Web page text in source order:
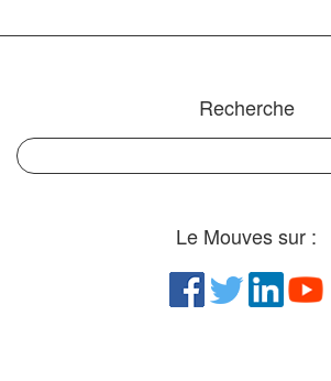
Recherche
Le Mouves sur :